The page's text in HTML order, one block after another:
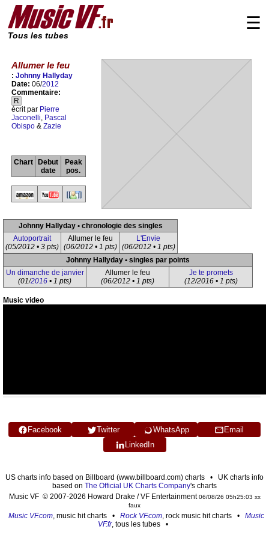
Tous les tubes
☰
Allumer le feu
: Johnny Hallyday
Date: 06/2012
Commentaire:
R
écrit par Pierre
Jaconelli, Pascal
Obispo & Zazie
Chart
Debut
date
Peak
pos.
Johnny Hallyday • chronologie des singles
Autoportrait
(05/2012 • 3 pts)
Allumer le feu
(06/2012 • 1 pts)
L'Envie
(06/2012 • 1 pts)
Johnny Hallyday • singles par points
Un dimanche de janvier
(01/2016 • 1 pts)
Allumer le feu
(06/2012 • 1 pts)
Je te promets
(12/2016 • 1 pts)
Music video
Facebook Twitter WhatsApp
Email
LinkedIn
US charts info based on Billboard (www.billboard.com) charts • UK charts info
based on The Official UK Charts Company's charts
Music VF © 2007-2026 Howard Drake / VF Entertainment06/08/26 05h25:03 xx
faux
Music VF.com, music hit charts • Rock VF.com, rock music hit charts • Music
VF.fr, tous les tubes •